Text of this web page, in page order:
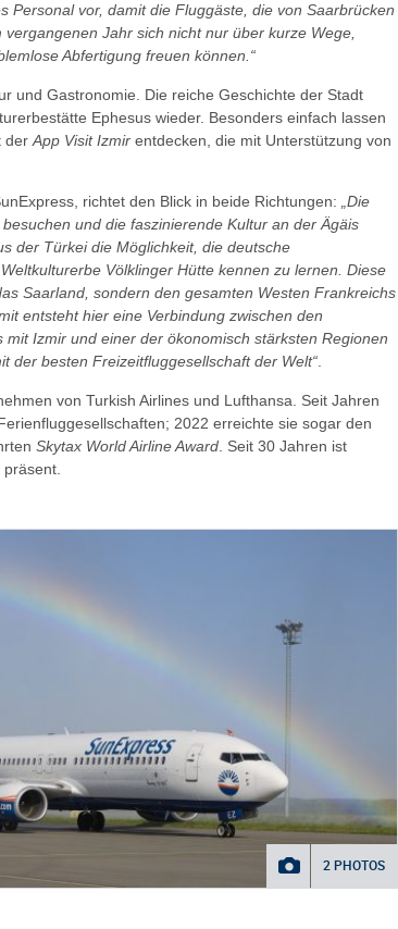
Personal vor, damit die Fluggäste, die von Saarbrücken
Jahr sich nicht nur über kurze Wege,
Abfertigung freuen können.“
und Gastronomie. Die reiche Geschichte der Stadt
Ephesus wieder. Besonders einfach lassen
der App Visit Izmir entdecken, die mit Unterstützung von
richtet den Blick in beide Richtungen:
„Die
und die faszinierende Kultur an der Ägäis
der Türkei die Möglichkeit, die deutsche
Völklinger Hütte kennen zu lernen. Diese
Saarland, sondern den gesamten Westen Frankreichs
entsteht hier eine Verbindung zwischen den
Izmir und einer der ökonomisch stärksten Regionen
der besten Freizeitfluggesellschaft der Welt“
von Turkish Airlines und Lufthansa. Seit Jahren
2022 erreichte sie sogar den
Skytax World Airline Award . Seit 30 Jahren ist
2 PHOTOS